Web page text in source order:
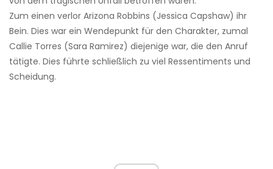
Zum einen verlor Arizona Robbins (Jessica Capshaw) ihr
Bein. Dies war ein Wendepunkt für den Charakter, zumal
Callie Torres (Sara Ramirez) diejenige war, die den Anruf
tätigte. Dies führte schließlich zu viel Ressentiments und
Scheidung.